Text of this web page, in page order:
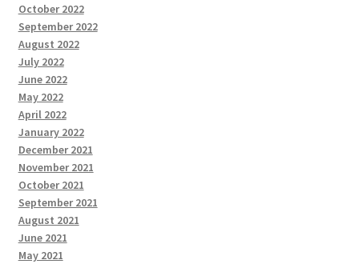
October 2022
September 2022
August 2022
July 2022
June 2022
May 2022
April 2022
January 2022
December 2021
November 2021
October 2021
September 2021
August 2021
June 2021
May 2021